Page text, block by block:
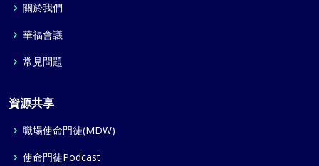
關於我們
華福會議
常見問題
資源共享
職場使命門徒(MDW)
使命門徒Podcast